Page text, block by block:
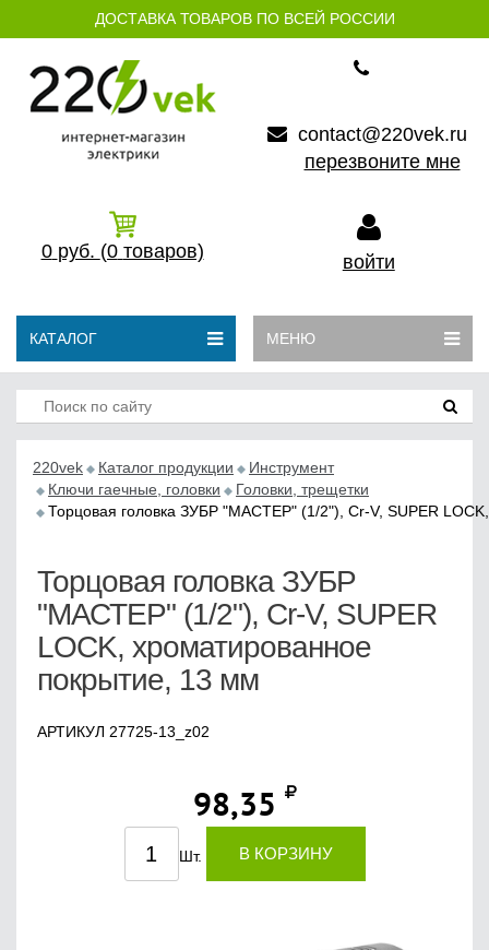
ДОСТАВКА ТОВАРОВ ПО ВСЕЙ РОССИИ
contact@220vek.ru
перезвоните мне
0 руб. (0 товаров) войти
КАТАЛОГ МЕНЮ
220vek Каталог продукции
Инструмент
Ключи гаечные, головки
Головки, трещетки
Торцовая головка ЗУБР "МАСТЕР" (1/2"), Cr-V, SUPER
Торцовая головка ЗУБР
"МАСТЕР" (1/2"), Cr-V, SUPER
LOCK, хроматированное
покрытие, 13 мм
АРТИКУЛ 27725-13_z02
98,35
Шт. В КОРЗИНУ